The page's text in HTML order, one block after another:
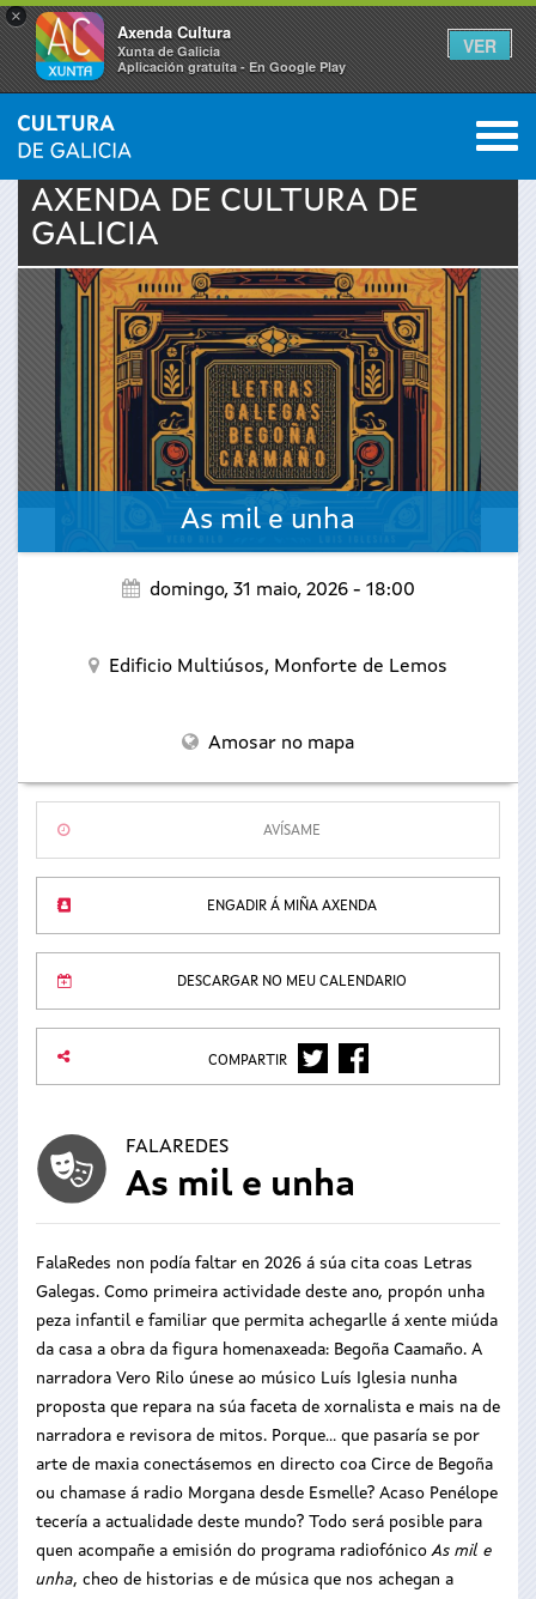
×
Axenda Cultura
Xunta de Galicia
Aplicación gratuíta - En Google Play
VER
Vostede
está
INICIO › ACTUALIDADE 0
AXENDA DE CULTURA DE
GALICIA
As mil e unha
domingo, 31 maio, 2026 - 18:00
Edificio Multiúsos, Monforte de Lemos
Amosar no mapa
AVÍSAME
ENGADIR Á MIÑA AXENDA
DESCARGAR NO MEU CALENDARIO
COMPARTIR TWITTERFACEBOOK
FALAREDES
As mil e unha
FalaRedes non podía faltar en 2026 á súa cita coas Letras
Galegas. Como primeira actividade deste ano, propón unha
peza infantil e familiar que permita achegarlle á xente miúda
da casa a obra da figura homenaxeada: Begoña Caamaño. A
narradora Vero Rilo únese ao músico Luís Iglesia nunha
proposta que repara na súa faceta de xornalista e mais na de
narradora e revisora de mitos. Porque... que pasaría se por
arte de maxia conectásemos en directo coa Circe de Begoña
ou chamase á radio Morgana desde Esmelle? Acaso Penélope
tecería a actualidade deste mundo? Todo será posible para
quen acompañe a emisión do programa radiofónicoAs mil e
unha, cheo de historias e de música que nos achegan a